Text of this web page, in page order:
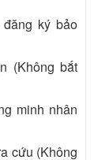
ký bảo
(Không bắt
minh nhân
cứu (Không